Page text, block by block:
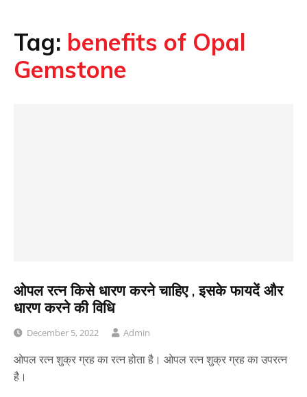
Tag: benefits of Opal
Gemstone
ओपल रत्न किसे धारण करने चाहिए , इसके फायदें और
धारण करने की विधि
December 5, 2022 Admin
ओपल रत्न शुक्र ग्रह का रत्न होता है। ओपल रत्न शुक्र ग्रह का उपरत्न
है।